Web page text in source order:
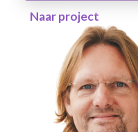
Naar project